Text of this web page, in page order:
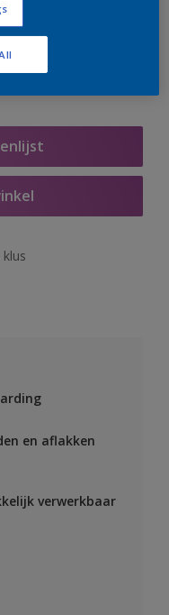
gaten, we werken
vullen.
en aflakken
verwerkbaar